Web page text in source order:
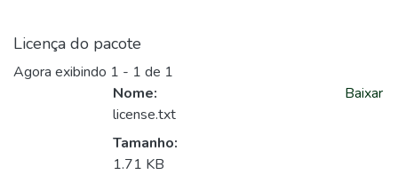
Licença do pacote
Agora exibindo 1 - 1 de 1
Nome:
license.txt
Tamanho:
1.71 KB
Baixar